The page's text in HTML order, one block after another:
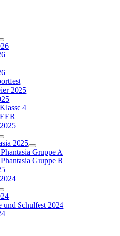
2025
4
2025
Gruppe A
Gruppe B
und Schulfest 2024